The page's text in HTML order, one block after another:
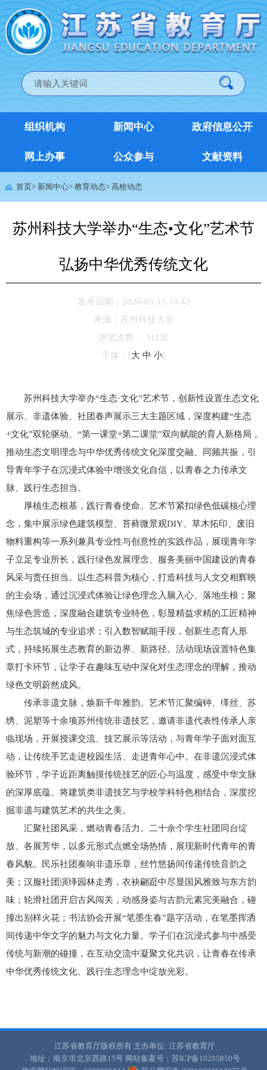
组织机构 新闻中心 政府信息公开
网上办事 公众参与 文献资料
首页> 新闻中心> 教育动态> 高校动态
苏州科技大学举办“生态•文化”艺术节
弘扬中华优秀传统文化
发布日期：2026-05-15 18:42
来源： 苏州科技大学
浏览次数：
312次
字体： [大 中 小]
苏州科技大学举办“生态·文化”艺术节，创新性设置生态文化
展示、 非遗体验、社团春声展示三大主题区域，深度构建“生态
+文化”双轮驱动、“第一课堂+第二课堂”双向赋能的育人新格局，
推动生态文明理念与中华优秀传统文化深度交融、同频共振，引
导青年学子在沉浸式体验中增强文化自信，以青春之力传承文
脉、践行生态担当。
厚植生态根基，践行青春使命。艺术节紧扣绿色低碳核心理
念，集中展示绿色建筑模型、苔藓微景观DIY、草木拓印、废旧
物料重构等一系列兼具专业性与创意性的实践作品，展现青年学
子立足专业所长，践行绿色发展理念、服务美丽中国建设的青春
风采与责任担当。以生态科普为核心，打造科技与人文交相辉映
的主会场，通过沉浸式体验让绿色理念入脑入心、落地生根；聚
焦绿色营造，深度融合建筑专业特色，彰显精益求精的工匠精神
与生态筑城的专业追求；引入数智赋能手段，创新生态育人形
式，持续拓展生态教育的新边界、新路径。活动现场设置特色集
章打卡环节，让学子在趣味互动中深化对生态理念的理解，推动
绿色文明蔚然成风。
传承非遗文脉，焕新千年雅韵。艺术节汇聚编钟、缂丝、苏
绣、泥塑等十余项苏州传统非遗技艺，邀请非遗代表性传承人亲
临现场，开展授课交流、技艺展示等活动，与青年学子面对面互
动，让传统手艺走进校园生活、走进青年心中。在非遗沉浸式体
验环节，学子近距离触摸传统技艺的匠心与温度，感受中华文脉
的深厚底蕴。将建筑类非遗技艺与学校学科特色相结合，深度挖
掘非遗与建筑艺术的共生之美。
汇聚社团风采，燃动青春活力。二十余个学生社团同台绽
放、各展芳华，以多元形式点燃全场热情，展现新时代青年的青
春风貌。民乐社团奏响非遗乐章，丝竹悠扬间传递传统音韵之
美；汉服社团演绎园林走秀，衣袂翩跹中尽显国风雅致与东方韵
味；轮滑社团开启古风闯关，动感身姿与古韵元素完美融合，碰
撞出别样火花；书法协会开展“笔墨生春”题字活动，在笔墨挥洒
间传递中华文字的魅力与文化力量。学子们在沉浸式参与中感受
传统与新潮的碰撞，在互动交流中凝聚文化共识，让青春在传承
中华优秀传统文化、践行生态理念中绽放光彩。
江苏省教育厅版权所有 主办单位: 江苏省教育厅
地址：南京市北京西路15号 网站备案号：苏ICP备10205850号